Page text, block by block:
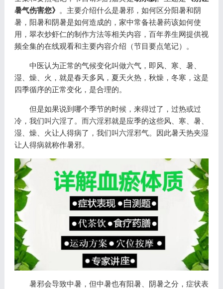
暑气伤害您》 。主要介绍什么是暑邪，如何区分阳暑和阴
暑，阳暑和阴暑是如何造成的，家中常备祛暑药该如何使
用，翠衣炒虾仁的制作方法等相关内容，百年养生网提供视
频全集的在线观看和主要内容介绍（节目要点笔记）。
中医认为正常的气候变化叫做六气，即风、寒、暑、
湿、燥、火，就是春天多风，夏天火热，秋燥，冬寒，这是
四季循序的正常变化，是合理的。
但是如果说到哪个季节的时候，来得过了，过热或过
冷，我们叫六淫了。而六淫邪就是应季的这些风、寒、暑、
湿、燥、火让人得病了，我们叫六淫邪气。因此暑天热夹湿
让人得病就称作暑邪。
暑邪会导致中暑，但中暑也有阳暑、阴暑之分，症状表